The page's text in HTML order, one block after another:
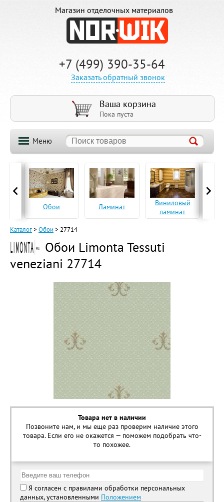
Магазин отделочных материалов
+7 (499) 390-35-64
Заказать обратный звонок
Ваша корзина
Пока пуста
Меню
Обои Ламинат
Виниловый
ламинат
Каталог> Обои> 27714
Обои Limonta Tessuti
veneziani 27714
Товара нет в наличии
Позвоните нам, и мы еще раз проверим наличие этого
товара. Если его не окажется — поможем подобрать что-
то похожее.
Я согласен с правилами обработки персональных
данных, установленными Положением